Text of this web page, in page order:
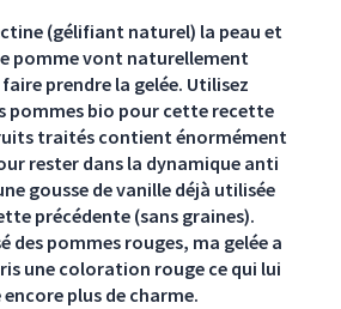
(gélifiant naturel) la peau et
pomme vont naturellement
prendre la gelée. Utilisez
pommes bio pour cette recette
traités contient énormément
rester dans la dynamique anti
gousse de vanille déjà utilisée
précédente (sans graines).
des pommes rouges, ma gelée a
une coloration rouge ce qui lui
plus de charme.